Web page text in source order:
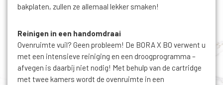
bakplaten, zullen ze allemaal lekker smaken!
Reinigen in een handomdraai
Ovenruimte vuil? Geen probleem! De BORA X BO verwent u
met een intensieve reiniging en een droogprogramma –
afvegen is daarbij niet nodig! Met behulp van de cartridge
met twee kamers wordt de ovenruimte in een